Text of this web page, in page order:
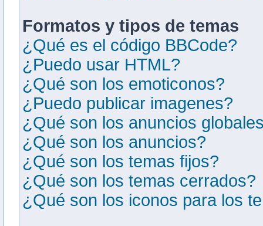
Formatos y tipos de temas
¿Qué es el código BBCode?
¿Puedo usar HTML?
¿Qué son los emoticonos?
¿Puedo publicar imagenes?
¿Qué son los anuncios
¿Qué son los anuncios?
¿Qué son los temas fijos?
¿Qué son los temas cerrados?
¿Qué son los iconos para los